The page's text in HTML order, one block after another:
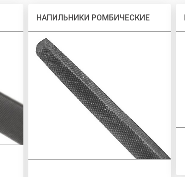
НАПИЛЬНИКИ РОМБИЧЕСКИЕ